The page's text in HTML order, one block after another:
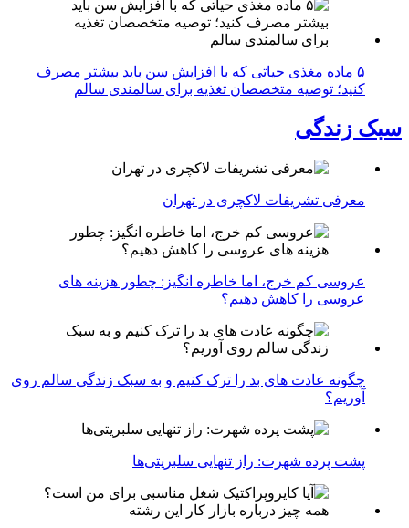
۵ ماده مغذی حیاتی که با افزایش سن باید بیشتر مصرف
کنید؛ توصیه متخصصان تغذیه برای سالمندی سالم
سبک زندگی
معرفی تشریفات لاکچری در تهران
عروسی کم خرج، اما خاطره انگیز: چطور هزینه های
عروسی را کاهش دهیم؟
چگونه عادت‌ های بد را ترک کنیم و به سبک زندگی سالم روی
آوریم؟
پشت پرده شهرت: راز تنهایی سلبریتی‌ها